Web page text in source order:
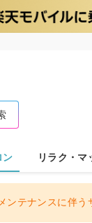
ン リラク・マ
ンテナンスに伴